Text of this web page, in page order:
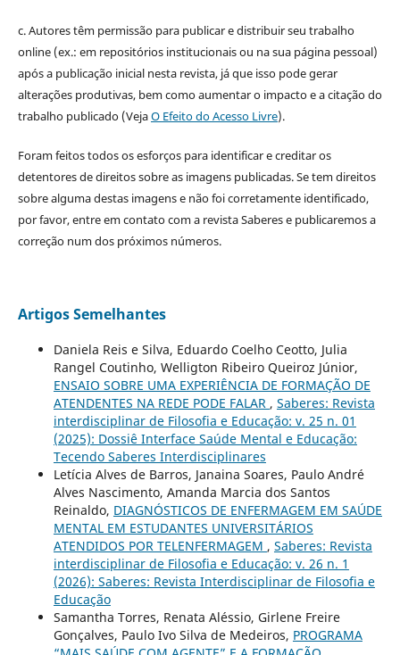
c. Autores têm permissão para publicar e distribuir seu trabalho
online (ex.: em repositórios institucionais ou na sua página pessoal)
após a publicação inicial nesta revista, já que isso pode gerar
alterações produtivas, bem como aumentar o impacto e a citação do
trabalho publicado (VejaO Efeito do Acesso Livre).
Foram feitos todos os esforços para identificar e creditar os
detentores de direitos sobre as imagens publicadas. Se tem direitos
sobre alguma destas imagens e não foi corretamente identificado,
por favor, entre em contato com a revista Saberes e publicaremos a
correção num dos próximos números.
Artigos Semelhantes
Daniela Reis e Silva, Eduardo Coelho Ceotto, Julia
Rangel Coutinho, Welligton Ribeiro Queiroz Júnior,
ENSAIO SOBRE UMA EXPERIÊNCIA DE FORMAÇÃO DE
ATENDENTES NA REDE PODE FALAR , Saberes: Revista
interdisciplinar de Filosofia e Educação: v. 25 n. 01
(2025): Dossiê Interface Saúde Mental e Educação:
Tecendo Saberes Interdisciplinares
Letícia Alves de Barros, Janaina Soares, Paulo André
Alves Nascimento, Amanda Marcia dos Santos
Reinaldo, DIAGNÓSTICOS DE ENFERMAGEM EM SAÚDE
MENTAL EM ESTUDANTES UNIVERSITÁRIOS
ATENDIDOS POR TELENFERMAGEM , Saberes: Revista
interdisciplinar de Filosofia e Educação: v. 26 n. 1
(2026): Saberes: Revista Interdisciplinar de Filosofia e
Educação
Samantha Torres, Renata Aléssio, Girlene Freire
Gonçalves, Paulo Ivo Silva de Medeiros, PROGRAMA